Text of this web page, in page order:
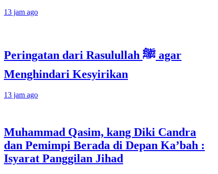
13 jam ago
Peringatan dari Rasulullah ﷺ agar
Menghindari Kesyirikan
13 jam ago
Muhammad Qasim, kang Diki Candra
dan Pemimpi Berada di Depan Ka’bah :
Isyarat Panggilan Jihad